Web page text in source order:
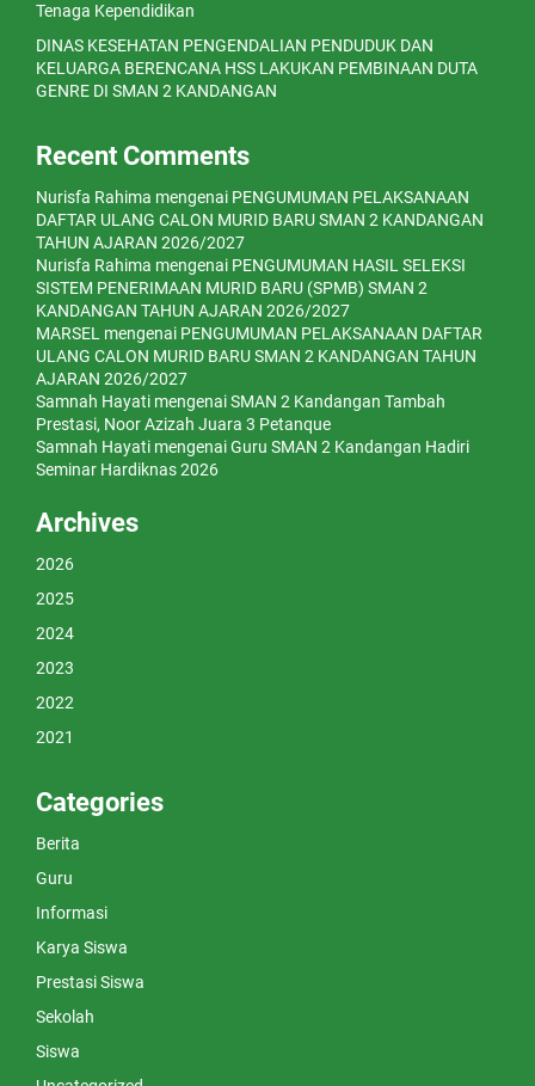
Tenaga Kependidikan
DINAS KESEHATAN PENGENDALIAN PENDUDUK DAN
KELUARGA BERENCANA HSS LAKUKAN PEMBINAAN DUTA
GENRE DI SMAN 2 KANDANGAN
Recent Comments
Nurisfa Rahima mengenai PENGUMUMAN PELAKSANAAN
DAFTAR ULANG CALON MURID BARU SMAN 2 KANDANGAN
TAHUN AJARAN 2026/2027
Nurisfa Rahima mengenai PENGUMUMAN HASIL SELEKSI
SISTEM PENERIMAAN MURID BARU (SPMB) SMAN 2
KANDANGAN TAHUN AJARAN 2026/2027
MARSEL mengenai PENGUMUMAN PELAKSANAAN DAFTAR
ULANG CALON MURID BARU SMAN 2 KANDANGAN TAHUN
AJARAN 2026/2027
Samnah Hayati mengenaiSMAN 2 Kandangan Tambah
Prestasi, Noor Azizah Juara 3 Petanque
Samnah Hayati mengenaiGuru SMAN 2 Kandangan Hadiri
Seminar Hardiknas 2026
Archives
2026
2025
2024
2023
2022
2021
Categories
Berita
Guru
Informasi
Karya Siswa
Prestasi Siswa
Sekolah
Siswa